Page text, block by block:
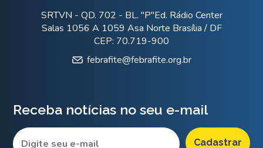
SRTVN - QD. 702 - BL. "P"Ed. Rádio Center
Salas 1056 A 1059 Asa Norte Brasília / DF
CEP: 70.719-900
febrafite@febrafite.org.br
Receba notícias no seu e-mail